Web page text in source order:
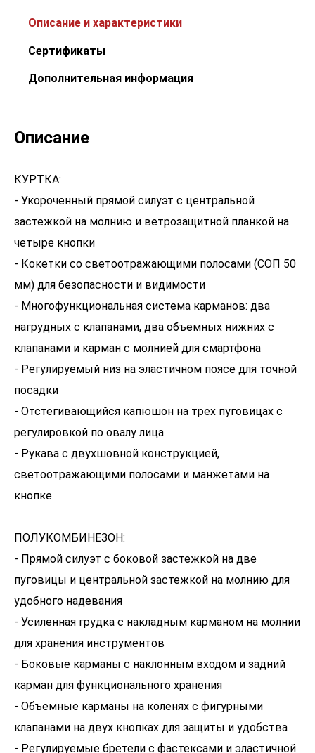
Описание и характеристики
Сертификаты
Дополнительная информация
Описание
КУРТКА:
- Укороченный прямой силуэт с центральной
застежкой на молнию и ветрозащитной планкой на
четыре кнопки
- Кокетки со светоотражающими полосами (СОП 50
мм) для безопасности и видимости
- Многофункциональная система карманов: два
нагрудных с клапанами, два объемных нижних с
клапанами и карман с молнией для смартфона
- Регулируемый низ на эластичном поясе для точной
посадки
- Отстегивающийся капюшон на трех пуговицах с
регулировкой по овалу лица
- Рукава с двухшовной конструкцией,
светоотражающими полосами и манжетами на
кнопке
ПОЛУКОМБИНЕЗОН:
- Прямой силуэт с боковой застежкой на две
пуговицы и центральной застежкой на молнию для
удобного надевания
- Усиленная грудка с накладным карманом на молнии
для хранения инструментов
- Боковые карманы с наклонным входом и задний
карман для функционального хранения
- Объемные карманы на коленях с фигурными
клапанами на двух кнопках для защиты и удобства
- Регулируемые бретели с фастексами и эластичной